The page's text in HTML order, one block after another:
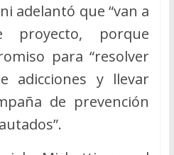
adelantó que “van a
proyecto, porque
para “resolver
adicciones y llevar
de prevención